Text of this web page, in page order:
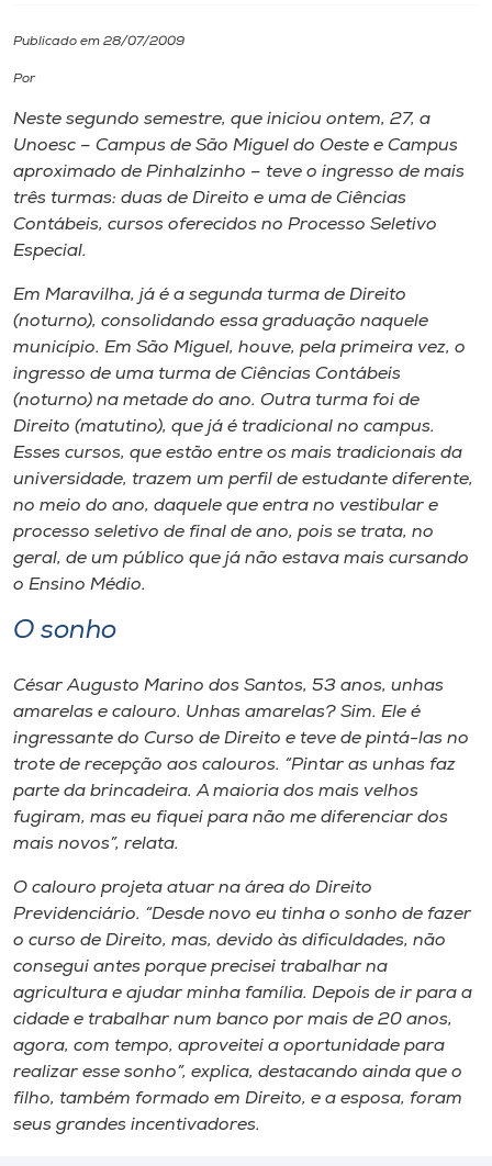
Cultura
CPA
Biblioteca
Editora
Rádio
Museu
Unoesc
Store
Selecione
o idioma
A+
A-
Publicado em 28/07/2009
Por
Neste segundo semestre, que iniciou ontem, 27, a
Unoesc – Campus de São Miguel do Oeste e Campus
aproximado de Pinhalzinho – teve o ingresso de mais
três turmas: duas de Direito e uma de Ciências
Contábeis, cursos oferecidos no Processo Seletivo
Especial.
Em Maravilha, já é a segunda turma de Direito
(noturno), consolidando essa graduação naquele
município. Em São Miguel, houve, pela primeira vez, o
ingresso de uma turma de Ciências Contábeis
(noturno) na metade do ano. Outra turma foi de
Direito (matutino), que já é tradicional no campus.
Esses cursos, que estão entre os mais tradicionais da
universidade, trazem um perfil de estudante diferente,
no meio do ano, daquele que entra no vestibular e
processo seletivo de final de ano, pois se trata, no
geral, de um público que já não estava mais cursando
o Ensino Médio.
O sonho
César Augusto Marino dos Santos, 53 anos, unhas
amarelas e calouro. Unhas amarelas? Sim. Ele é
ingressante do Curso de Direito e teve de pintá-las no
trote de recepção aos calouros. “Pintar as unhas faz
parte da brincadeira. A maioria dos mais velhos
fugiram, mas eu fiquei para não me diferenciar dos
mais novos”, relata.
O calouro projeta atuar na área do Direito
Previdenciário. “Desde novo eu tinha o sonho de fazer
o curso de Direito, mas, devido às dificuldades, não
consegui antes porque precisei trabalhar na
agricultura e ajudar minha família. Depois de ir para a
cidade e trabalhar num banco por mais de 20 anos,
agora, com tempo, aproveitei a oportunidade para
realizar esse sonho”, explica, destacando ainda que o
filho, também formado em Direito, e a esposa, foram
seus grandes incentivadores.